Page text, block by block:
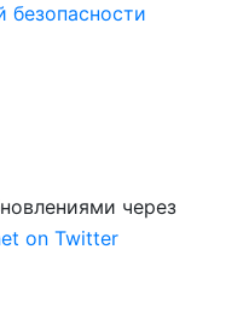
безопасности
через